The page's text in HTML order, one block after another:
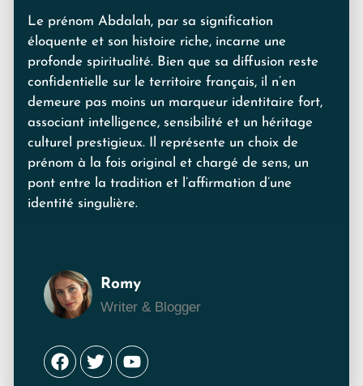
Le prénom Abdalah, par sa signification
éloquente et son histoire riche, incarne une
profonde spiritualité. Bien que sa diffusion reste
confidentielle sur le territoire français, il n’en
demeure pas moins un marqueur identitaire fort,
associant intelligence, sensibilité et un héritage
culturel prestigieux. Il représente un choix de
prénom à la fois original et chargé de sens, un
pont entre la tradition et l’affirmation d’une
identité singulière.
Romy
Writer & Blogger
Facebook
TwitterYoutube